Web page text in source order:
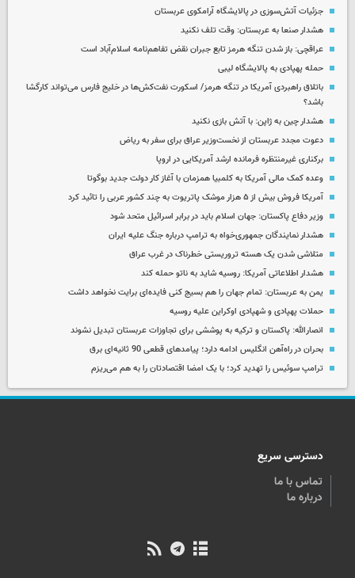
جزئیات آتش‌سوزی در پالایشگاه آرامکوی عربستان
هشدار صنعا به عربستان: وقت تلف نکنید
عراقچی: باز شدن تنگه هرمز تابع جبران نقض تفاهم‌نامه اسلام‌آباد است
حمله پهپادی به پالایشگاه لیبی
باتلاق راهبردی آمریکا در تنگه هرمز/ اسکورت نفت‌کش‌ها در خلیج فارس می‌تواند کارگشا
باشد؟
هشدار چین به ژاپن: با آتش بازی نکنید
دعوت مجدد عربستان از نخست‌وزیر عراق برای سفر به ریاض
برکناری غیرمنتظره فرمانده ارشد آمریکایی در اروپا
وعده کمک مالی آمریکا به کلمبیا همزمان با آغاز کار دولت جدید بوگوتا
آمریکا فروش بیش از ۵ هزار موشک پاتریوت به چند کشور عربی را تائید کرد
وزیر دفاع پاکستان: جهان اسلام باید در برابر اسرائیل متحد شود
هشدار نمایندگان جمهوری‌خواه به ترامپ درباره جنگ علیه ایران
متلاشی شدن یک هسته تروریستی خطرناک در غرب عراق
هشدار اطلاعاتی آمریکا: روسیه شاید به ناتو حمله کند
یمن به عربستان: تمام جهان را هم بسیج کنی فایده‌ای برایت نخواهد داشت
حملات پهپادی و شهپادی اوکراین علیه روسیه
انصارالله: پاکستان و ترکیه به پوششی برای تجاوزات عربستان تبدیل نشوند
بحران در راه‌آهن انگلیس ادامه دارد؛ پیامدهای قطعی 90 ثانیه‌ای برق
ترامپ سوئیس را تهدید کرد؛ با یک امضا اقتصادتان را به هم می‌ریزم
دسترسی سریع
تماس با ما
درباره ما